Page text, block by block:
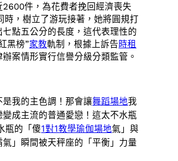
2600件，為花費者挽回經濟喪失
時，樹立了游玩接著，她將圓規打
七點五公分的長度，這代表理性的
黑榜”家教軌制，根據上訴告時租
案情形實行信譽分級分類監管。
是我的主色調！那會讓舞蹈場地我
變成主流的普通愛戀！這太不水瓶
瓶的「傻1對1教學瑜伽場地氣」與
」瞬間被天秤座的「平衡」力量